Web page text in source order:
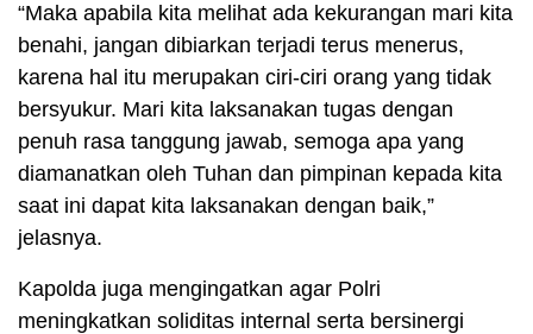
“Maka apabila kita melihat ada kekurangan mari kita
benahi, jangan dibiarkan terjadi terus menerus,
karena hal itu merupakan ciri-ciri orang yang tidak
bersyukur. Mari kita laksanakan tugas dengan
penuh rasa tanggung jawab, semoga apa yang
diamanatkan oleh Tuhan dan pimpinan kepada kita
saat ini dapat kita laksanakan dengan baik,”
jelasnya.
Kapolda juga mengingatkan agar Polri
meningkatkan soliditas internal serta bersinergi